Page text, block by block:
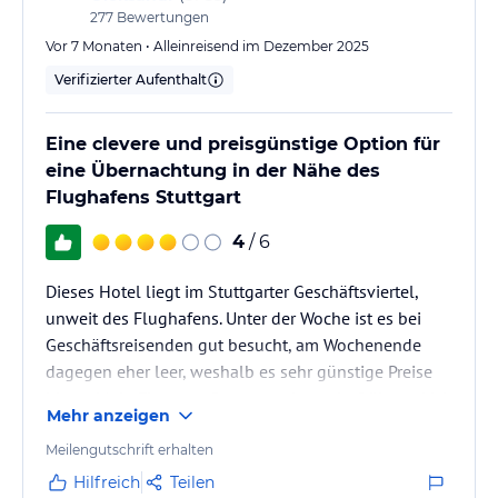
277 Bewertungen
Vor 7 Monaten • Alleinreisend im Dezember 2025
Verifizierter Aufenthalt
Eine clevere und preisgünstige Option für
eine Übernachtung in der Nähe des
Flughafens Stuttgart
4 / 6
Dieses Hotel liegt im Stuttgarter Geschäftsviertel,
unweit des Flughafens. Unter der Woche ist es bei
Geschäftsreisenden gut besucht, am Wochenende
dagegen eher leer, weshalb es sehr günstige Preise
brauchte für eine Nacht ein Hotel in Flughafennähe.
Die Übernachtung kostete mich knapp 60 Euro,
während Flughafenhotels doppelt so teuer waren.
Mehr anzeigen
Meilengutschrift erhalten
Hilfreich Teilen